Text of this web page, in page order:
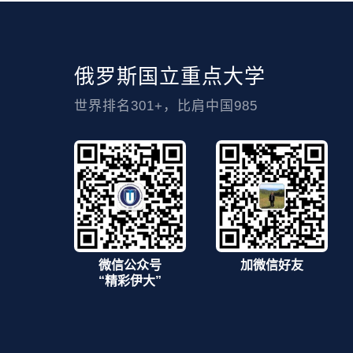
俄罗斯国立重点大学
世界排名301+，比肩中国985
微信公众号
“精彩伊大”
加微信好友